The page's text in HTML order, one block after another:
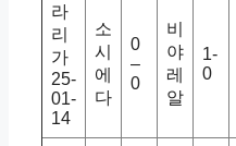
라
리
가
25-
01-
14
소
시
에
다
0
–
0
비
야
레
알
1-
0